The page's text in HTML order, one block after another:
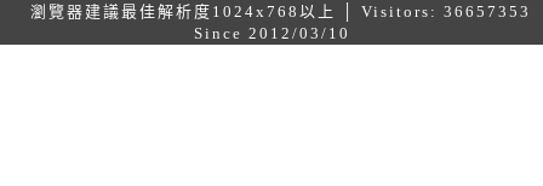
瀏覽器建議最佳解析度1024x768以上 │ Visitors: 36657353
Since 2012/03/10